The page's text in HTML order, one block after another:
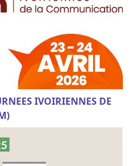
IVOIRIENNES DE